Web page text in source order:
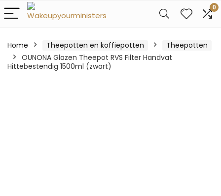
0
Home Theepotten en koffiepotten
Theepotten
OUNONA Glazen Theepot RVS Filter Handvat
Hittebestendig 1500ml (zwart)